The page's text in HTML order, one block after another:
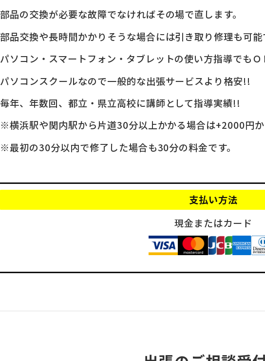
部品の交換が必要な故障でなければその場で直します。
部品交換や長時間かかりそうな場合には引き取り修理も可能
パソコン・スマートフォン・タブレットの使い方指導でもＯ
パソコンスクールなので一般的な出張サービスより格安!!
毎年、年数回、都立・県立高校に講師として指導実績!!
※横浜駅や関内駅から片道30分以上かかる場合は+2000円か
※最初の30分以内で修了した場合も30分の料金です。
支払い方法
現金またはカード